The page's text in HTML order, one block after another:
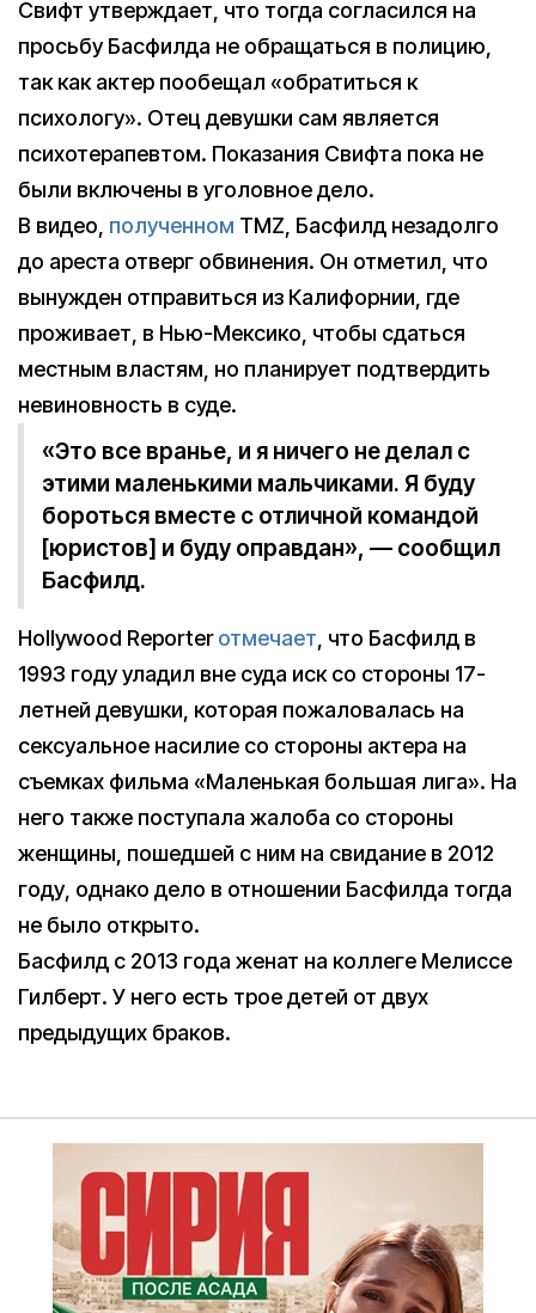
Свифт утверждает, что тогда согласился на
просьбу Басфилда не обращаться в полицию,
так как актер пообещал «обратиться к
психологу». Отец девушки сам является
психотерапевтом. Показания Свифта пока не
были включены в уголовное дело.
В видео, полученном TMZ, Басфилд незадолго
до ареста отверг обвинения. Он отметил, что
вынужден отправиться из Калифорнии, где
проживает, в Нью-Мексико, чтобы сдаться
местным властям, но планирует подтвердить
невиновность в суде.
«Это все вранье, и я ничего не делал с
этими маленькими мальчиками. Я буду
бороться вместе с отличной командой
[юристов] и буду оправдан», — сообщил
Басфилд.
Hollywood Reporterотмечает, что Басфилд в
1993 году уладил вне суда иск со стороны 17-
летней девушки, которая пожаловалась на
сексуальное насилие со стороны актера на
съемках фильма «Маленькая большая лига». На
него также поступала жалоба со стороны
женщины, пошедшей с ним на свидание в 2012
году, однако дело в отношении Басфилда тогда
не было открыто.
Басфилд с 2013 года женат на коллеге Мелиссе
Гилберт. У него есть трое детей от двух
предыдущих браков.